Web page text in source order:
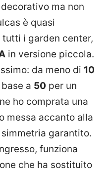
ma non
è quasi
i garden center,
in versione piccola.
da meno di 10
a 50 per un
ho comprata una
messa accanto alla
garantito.
funziona
che ha sostituito